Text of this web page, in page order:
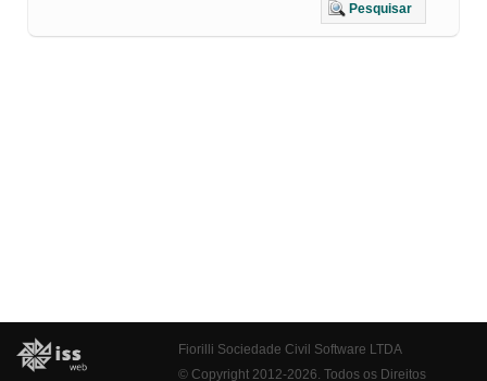
Pesquisar
Fiorilli Sociedade Civil Software LTDA
© Copyright 2012-2026. Todos os Direitos